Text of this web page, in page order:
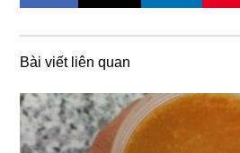
Bài viết liên quan